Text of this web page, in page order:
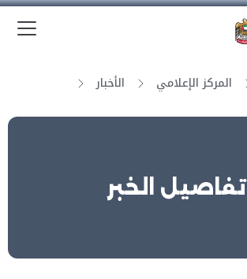
المركز الإعلامي الأخبار
تفاصيل الخبر